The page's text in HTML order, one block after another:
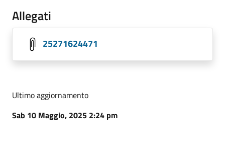
Allegati
25271624471
Ultimo aggiornamento
Sab 10 Maggio, 2025 2:24 pm